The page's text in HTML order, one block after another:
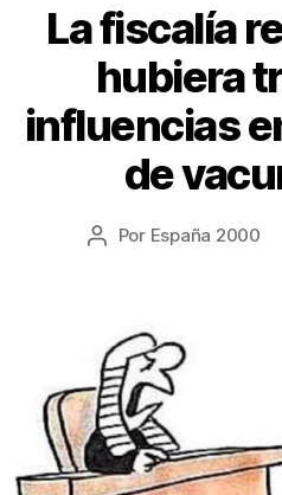
La fiscalía
hubiera
influencias
de
Por España 2000